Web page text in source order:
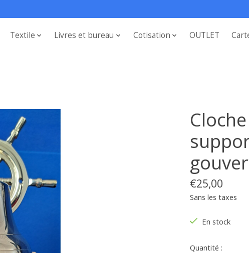
Textile Livres et bureau Cotisation OUTLET
€25,00
Sans les taxes
En stock
Quantité :